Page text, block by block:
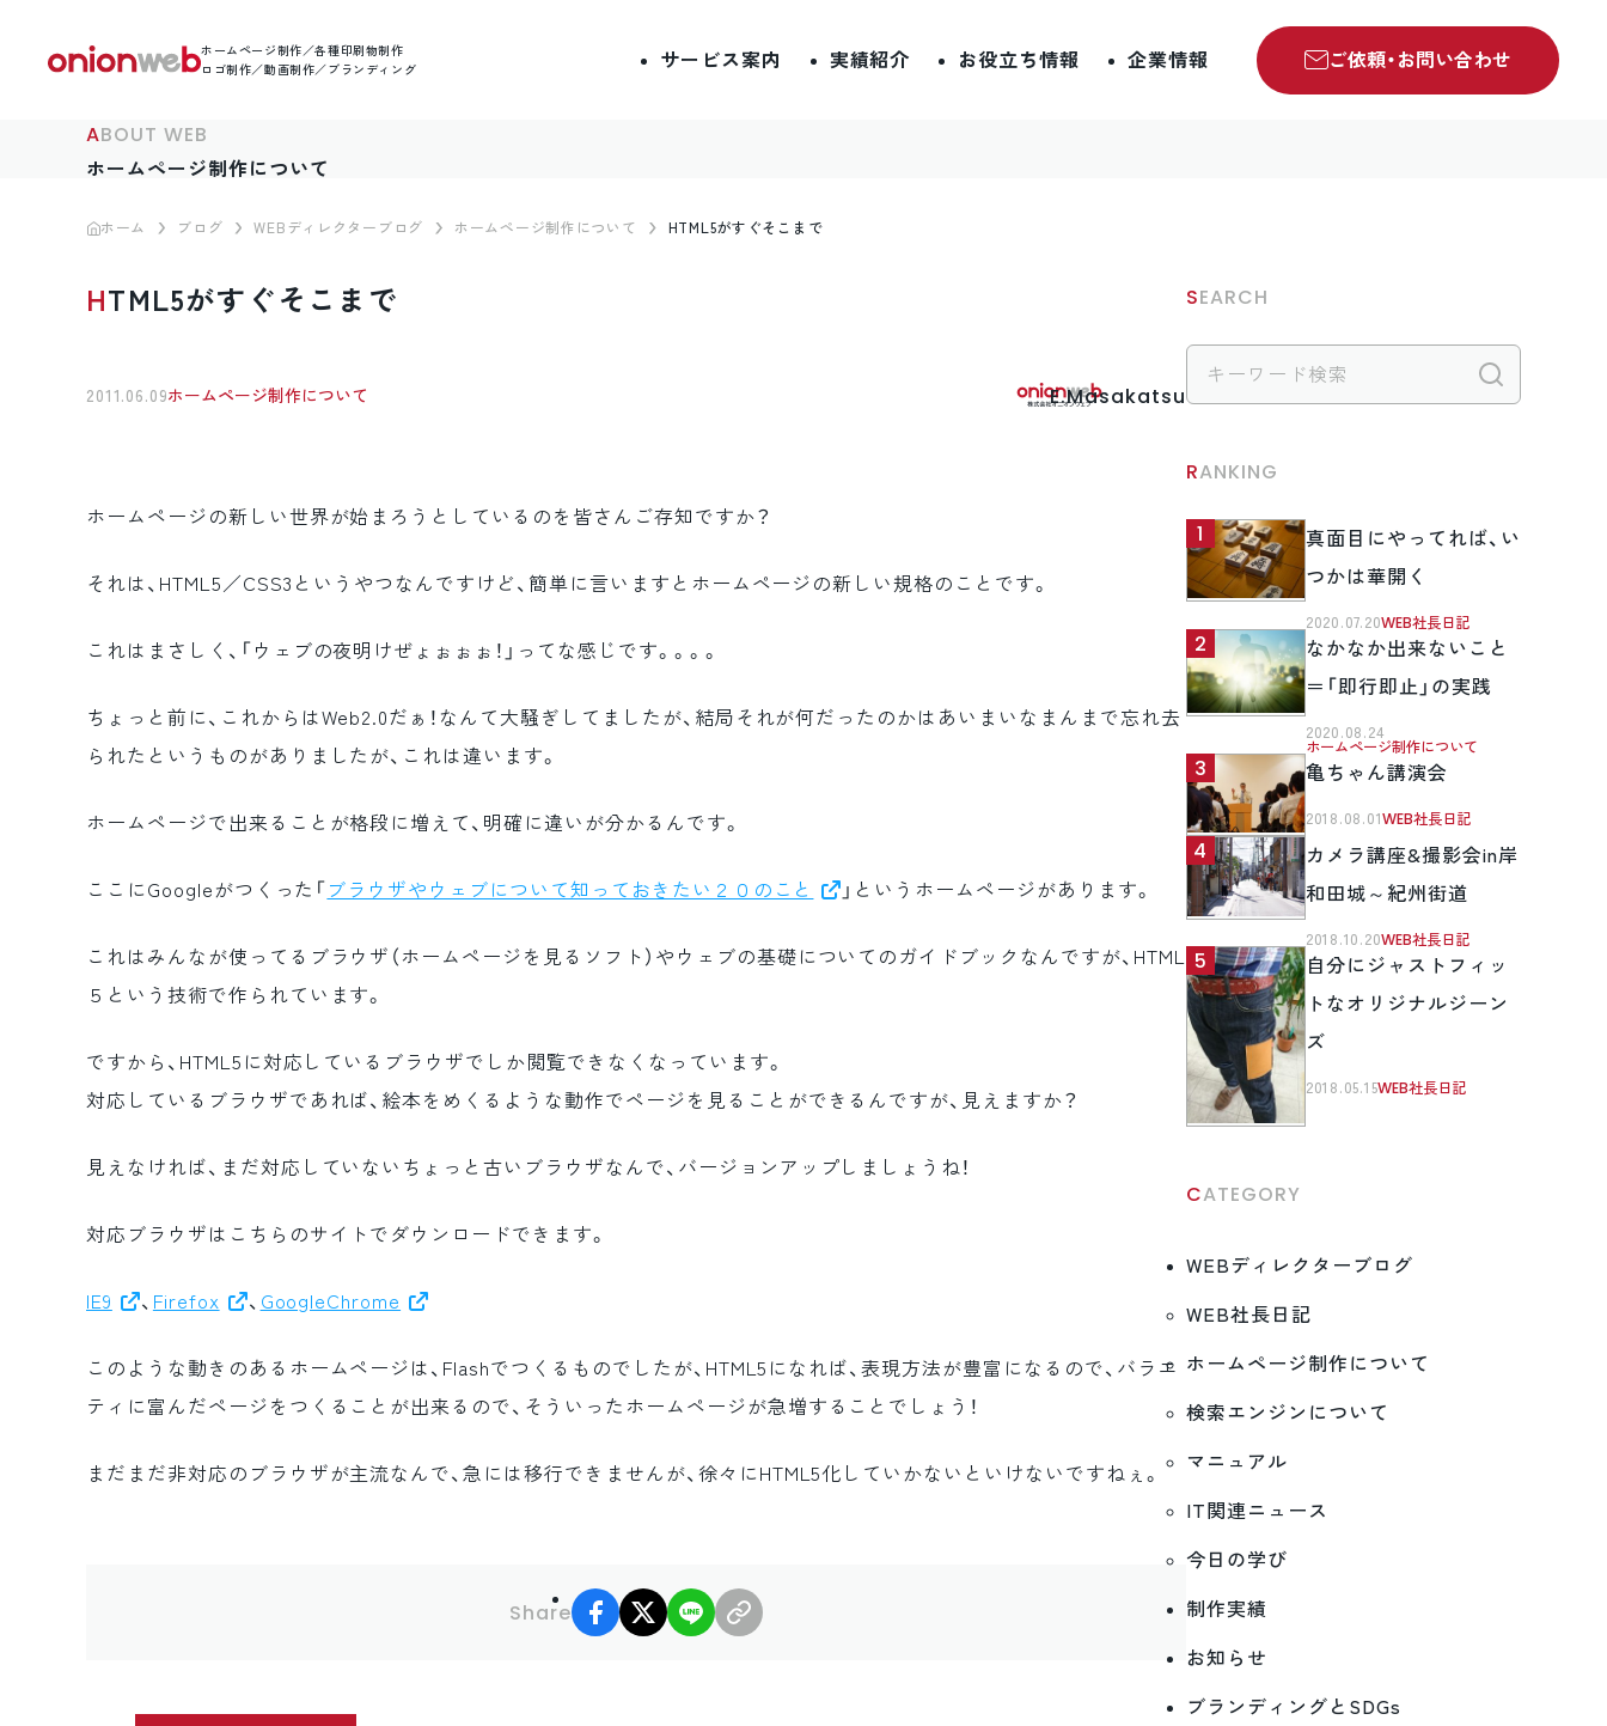
ホームページ制作／各種印刷物制作
ロゴ制作／動画制作／ブランディング
サービス案内 実績紹介 お役立ち情報 企業情報 ご依頼・お問い合わせ
ABOUT WEB
ホームページ制作について
ホーム ブログ WEBディレクターブログ ホームページ制作について HTML5がすぐそこまで
HTML5がすぐそこまで
2011.06.09ホームページ制作について E.Masakatsu
ホームページの新しい世界が始まろうとしているのを皆さんご存知ですか？
それは、HTML5／CSS3というやつなんですけど、簡単に言いますとホームページの新しい規格のことです。
これはまさしく、「ウェブの夜明けぜょぉぉぉ！」ってな感じです。。。。
ちょっと前に、これからはWeb2.0だぁ！なんて大騒ぎしてましたが、結局それが何だったのかはあいまいなまんまで忘れ去
られたというものがありましたが、これは違います。
ホームページで出来ることが格段に増えて、明確に違いが分かるんです。
ここにGoogleがつくった「 ブラウザやウェブについて知っておきたい２０のこと 」というホームページがあります。
これはみんなが使ってるブラウザ（ホームページを見るソフト）やウェブの基礎についてのガイドブックなんですが、HTML
５という技術で作られています。
ですから、HTML5に対応しているブラウザでしか閲覧できなくなっています。
対応しているブラウザであれば、絵本をめくるような動作でページを見ることができるんですが、見えますか？
見えなければ、まだ対応していないちょっと古いブラウザなんで、バージョンアップしましょうね！
対応ブラウザはこちらのサイトでダウンロードできます。
IE9 、 Firefox 、 GoogleChrome
このような動きのあるホームページは、Flashでつくるものでしたが、HTML5になれば、表現方法が豊富になるので、バラエ
ティに富んだページをつくることが出来るので、そういったホームページが急増することでしょう！
まだまだ非対応のブラウザが主流なんで、急には移行できませんが、徐々にHTML5化していかないといけないですねぇ。
Share
facebook
X LINE
SEARCH
RANKING
真面目にやってれば、い
つかは華開く
2020.07.20WEB社長日記
なかなか出来ないこと
＝「即行即止」の実践
2020.08.24
ホームページ制作について
亀ちゃん講演会
2018.08.01WEB社長日記
カメラ講座&撮影会in岸
和田城～紀州街道
2018.10.20WEB社長日記
自分にジャストフィッ
トなオリジナルジーン
ズ
2018.05.15WEB社長日記
CATEGORY
WEBディレクターブログ
WEB社長日記
ホームページ制作について
検索エンジンについて
マニュアル
IT関連ニュース
今日の学び
制作実績
お知らせ
ブランディングとSDGs